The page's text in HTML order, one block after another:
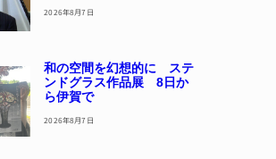
2026年8月7日
和の空間を幻想的に ステ
ンドグラス作品展 8日か
ら伊賀で
2026年8月7日